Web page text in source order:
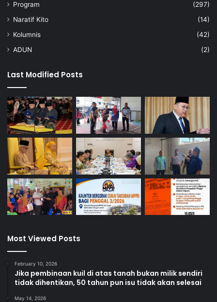
p
e
k
a
p
e
n
c
e
g
a
h
a
n
Program
(297)
Naratif Kito
(14)
Kolumnis
(42)
ADUN
(2)
Last Modified Posts
Most Viewed Posts
February 10, 2026
Jika pembinaan kuil di atas tanah bukan milik sendiri
tidak dihentikan, 50 tahun pun isu tidak akan selesai
May 14, 2026